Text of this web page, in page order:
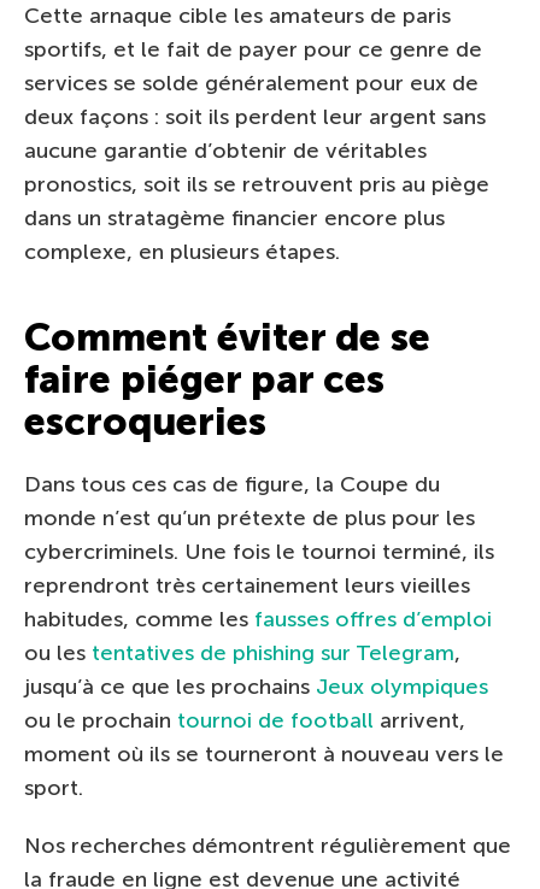
Cette arnaque cible les amateurs de paris
sportifs, et le fait de payer pour ce genre de
services se solde généralement pour eux de
deux façons : soit ils perdent leur argent sans
aucune garantie d’obtenir de véritables
pronostics, soit ils se retrouvent pris au piège
dans un stratagème financier encore plus
complexe, en plusieurs étapes.
Comment éviter de se
faire piéger par ces
escroqueries
Dans tous ces cas de figure, la Coupe du
monde n’est qu’un prétexte de plus pour les
cybercriminels. Une fois le tournoi terminé, ils
reprendront très certainement leurs vieilles
habitudes, comme les fausses offres d’emploi
ou les tentatives de phishing sur Telegram,
jusqu’à ce que les prochains Jeux olympiques
ou le prochain tournoi de football arrivent,
moment où ils se tourneront à nouveau vers le
sport.
Nos recherches démontrent régulièrement que
la fraude en ligne est devenue une activité